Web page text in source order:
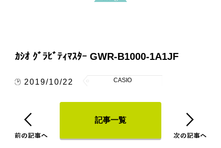
ｶｼｵ ｸﾞﾗﾋﾞﾃｨﾏｽﾀｰ GWR-B1000-1A1JF
2019/10/22 CASIO
記事一覧